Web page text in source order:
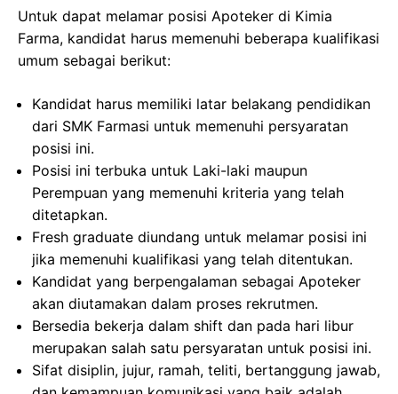
Untuk dapat melamar posisi Apoteker di Kimia
Farma, kandidat harus memenuhi beberapa kualifikasi
umum sebagai berikut:
Kandidat harus memiliki latar belakang pendidikan
dari SMK Farmasi untuk memenuhi persyaratan
posisi ini.
Posisi ini terbuka untuk Laki-laki maupun
Perempuan yang memenuhi kriteria yang telah
ditetapkan.
Fresh graduate diundang untuk melamar posisi ini
jika memenuhi kualifikasi yang telah ditentukan.
Kandidat yang berpengalaman sebagai Apoteker
akan diutamakan dalam proses rekrutmen.
Bersedia bekerja dalam shift dan pada hari libur
merupakan salah satu persyaratan untuk posisi ini.
Sifat disiplin, jujur, ramah, teliti, bertanggung jawab,